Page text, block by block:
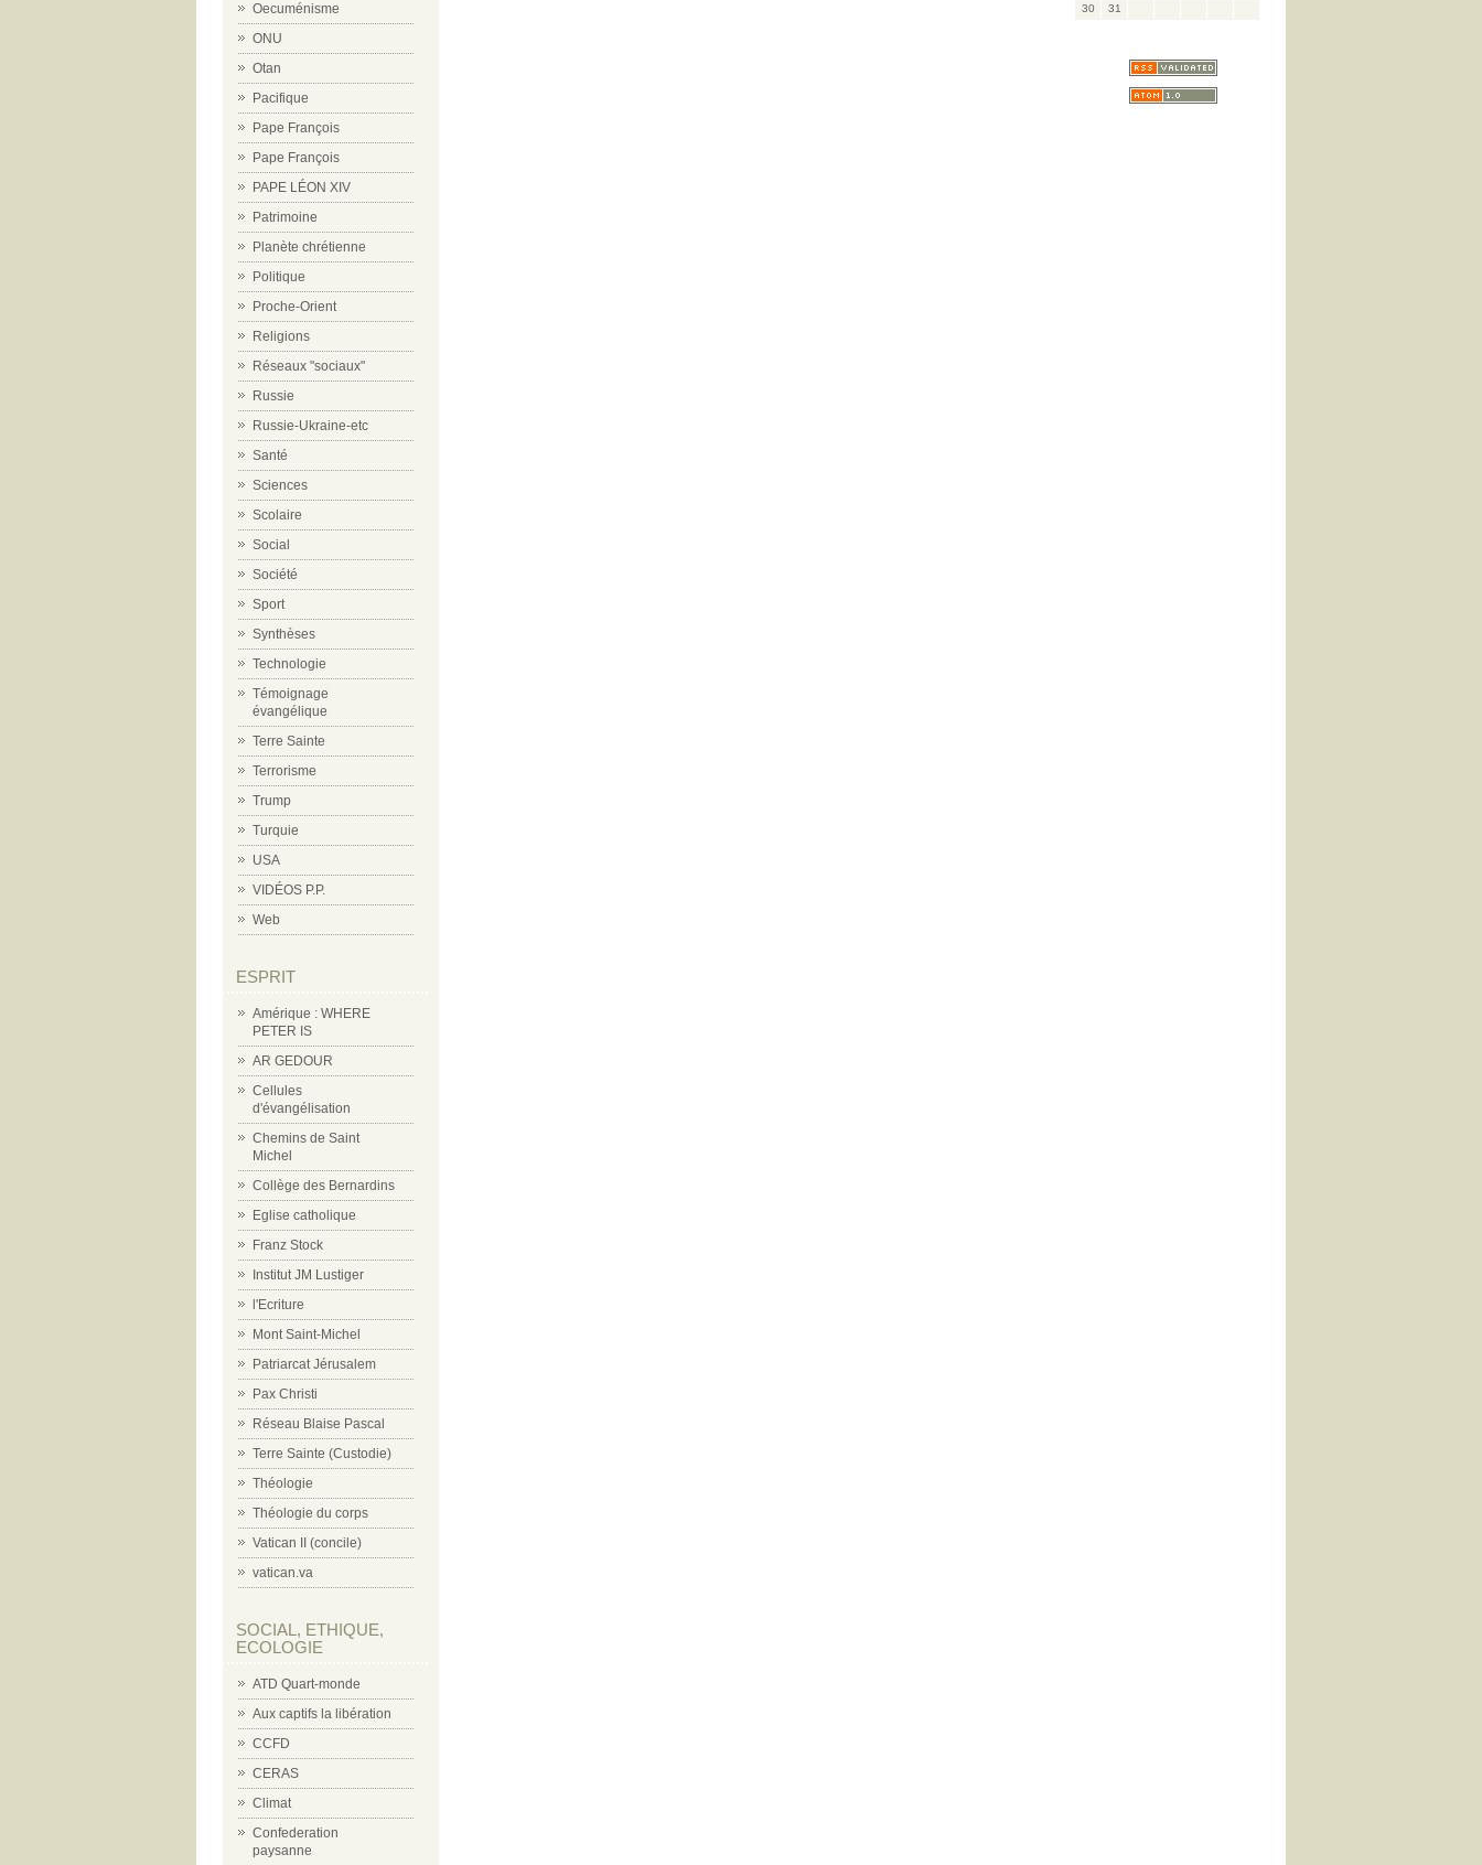
Oecuménisme
ONU
Otan
Pacifique
Pape François
Pape François
PAPE LÉON XIV
Patrimoine
Planète chrétienne
Politique
Proche-Orient
Religions
Réseaux "sociaux"
Russie
Russie-Ukraine-etc
Santé
Sciences
Scolaire
Social
Société
Sport
Synthèses
Technologie
Témoignage
évangélique
Terre Sainte
Terrorisme
Trump
Turquie
USA
VIDÉOS P.P.
Web
ESPRIT
Amérique : WHERE
PETER IS
AR GEDOUR
Cellules
d'évangélisation
Chemins de Saint
Michel
Collège des Bernardins
Eglise catholique
Franz Stock
Institut JM Lustiger
l'Ecriture
Mont Saint-Michel
Patriarcat Jérusalem
Pax Christi
Réseau Blaise Pascal
Terre Sainte (Custodie)
Théologie
Théologie du corps
Vatican II (concile)
vatican.va
SOCIAL, ETHIQUE,
ECOLOGIE
ATD Quart-monde
Aux captifs la libération
CCFD
CERAS
Climat
Confederation
paysanne
30
31